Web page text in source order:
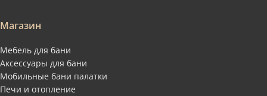
Магазин
Мебель для бани
Аксессуары для бани
Мобильные бани палатки
Печи и отопление